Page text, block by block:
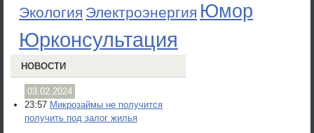
Экология Электроэнергия Юмор
Юрконсультация
НОВОСТИ
03.02.2024
23:57 Микрозаймы не получится
получить под залог жилья